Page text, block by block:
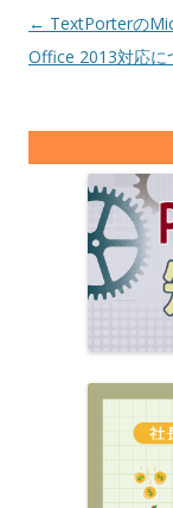
投稿ナビゲーショ
← TextPorterの
Office 2013対応に